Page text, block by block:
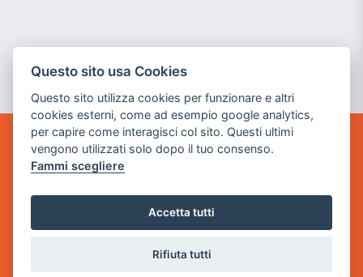
GAME WARP
BY POWER GAME SRL
via Villaggio dei Platani, 3
Questo sito usa Cookies
Questo sito utilizza cookies per funzionare e altri
cookies esterni, come ad esempio google analytics,
per capire come interagisci col sito. Questi ultimi
vengono utilizzati solo dopo il tuo consenso.
Fammi scegliere
Accetta tutti
Rifiuta tutti